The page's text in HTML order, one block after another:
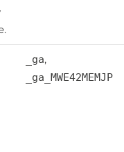
_ga,
_ga_MWE42MEMJP